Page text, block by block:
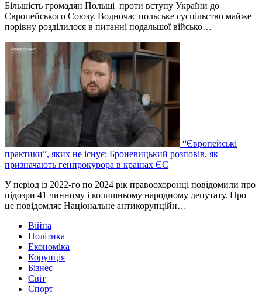
Більшість громадян Польщі проти вступу України до
Європейського Союзу. Водночас польське суспільство майже
порівну розділилося в питанні подальшої військо…
“Європейські
практики”, яких не існує: Броневицький розповів, як
призначають генпрокурора в країнах ЄС
У період із 2022-го по 2024 рік правоохоронці повідомили про
підозри 41 чинному і колишньому народному депутату. Про
це повідомляє Національне антикорупційн…
Війна
Політика
Економіка
Корупція
Бізнес
Світ
Спорт